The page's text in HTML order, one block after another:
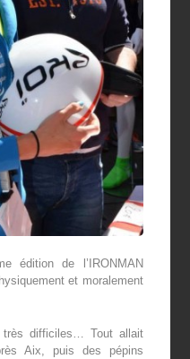
édition de l’IRONMAN
et moralement
très difficiles… Tout allait
Aix, puis des pépins